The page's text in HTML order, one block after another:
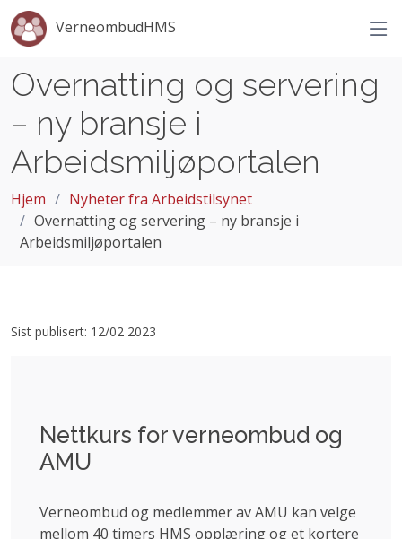
VerneombudHMS
Overnatting og servering
– ny bransje i
Arbeidsmiljøportalen
Hjem
Nyheter fra Arbeidstilsynet
Overnatting og servering – ny bransje i
Arbeidsmiljøportalen
Sist publisert: 12/02 2023
Nettkurs for verneombud og
AMU
Verneombud og medlemmer av AMU kan velge
mellom 40 timers HMS opplæring og et kortere